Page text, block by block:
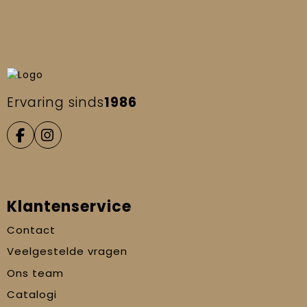
Ervaring sinds1986
Klantenservice
Contact
Veelgestelde vragen
Ons team
Catalogi